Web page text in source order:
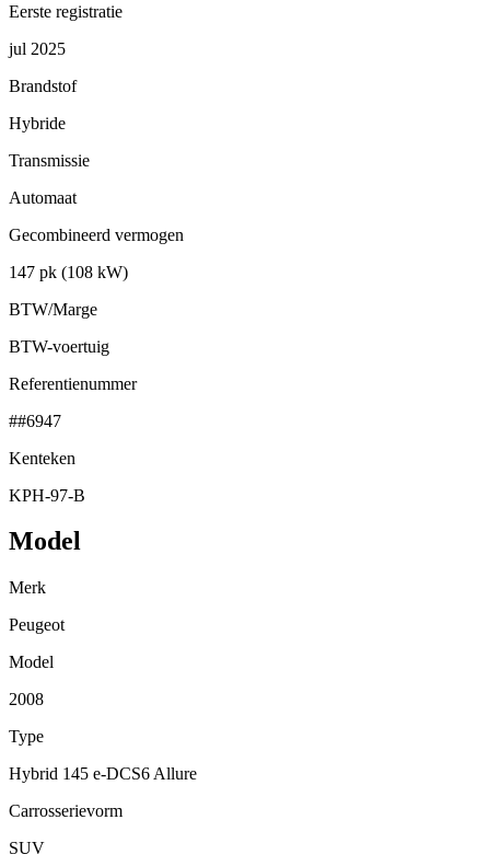
Eerste registratie
jul 2025
Brandstof
Hybride
Transmissie
Automaat
Gecombineerd vermogen
147 pk (108 kW)
BTW/Marge
BTW-voertuig
Referentienummer
##6947
Kenteken
KPH-97-B
Model
Merk
Peugeot
Model
2008
Type
Hybrid 145 e-DCS6 Allure
Carrosserievorm
SUV